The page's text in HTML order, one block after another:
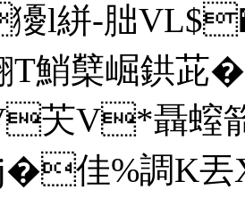
絣-胐
櫱崛鉷茈�
芖V*聶螲
佳%調K